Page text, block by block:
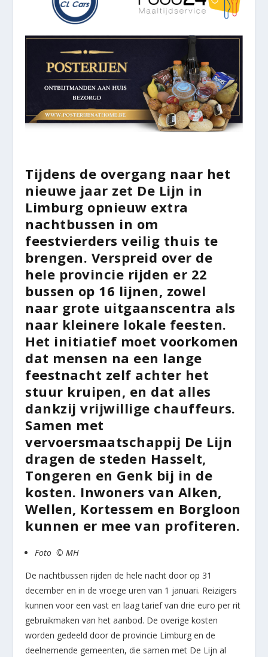
Tijdens de overgang naar het
nieuwe jaar zet De Lijn in
Limburg opnieuw extra
nachtbussen in om
feestvierders veilig thuis te
brengen. Verspreid over de
hele provincie rijden er 22
bussen op 16 lijnen, zowel
naar grote uitgaanscentra als
naar kleinere lokale feesten.
Het initiatief moet voorkomen
dat mensen na een lange
feestnacht zelf achter het
stuur kruipen, en dat alles
dankzij vrijwillige chauffeurs.
Samen met
vervoersmaatschappij De Lijn
dragen de steden Hasselt,
Tongeren en Genk bij in de
kosten. Inwoners van Alken,
Wellen, Kortessem en Borgloon
kunnen er mee van profiteren.
Foto © MH
De nachtbussen rijden de hele nacht door op 31
december en in de vroege uren van 1 januari. Reizigers
kunnen voor een vast en laag tarief van drie euro per rit
gebruikmaken van het aanbod. De overige kosten
worden gedeeld door de provincie Limburg en de
deelnemende gemeenten, die samen met De Lijn al